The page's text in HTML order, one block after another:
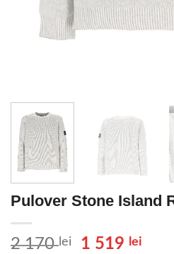
Pulover Stone Island
2 170 lei
Prețul
1 519 lei